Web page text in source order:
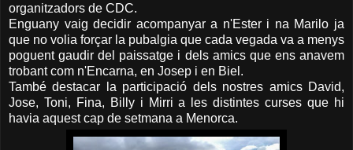
organitzadors de CDC.
Enguany vaig decidir acompanyar a n'Ester i na Marilo ja
que no volia forçar la pubalgia que cada vegada va a menys
poguent gaudir del paissatge i dels amics que ens anavem
trobant com n'Encarna, en Josep i en Biel.
També destacar la participació dels nostres amics David,
Jose, Toni, Fina, Billy i Mirri a les distintes curses que hi
havia aquest cap de setmana a Menorca.